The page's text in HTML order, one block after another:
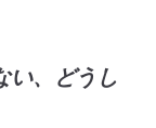
い、どうし